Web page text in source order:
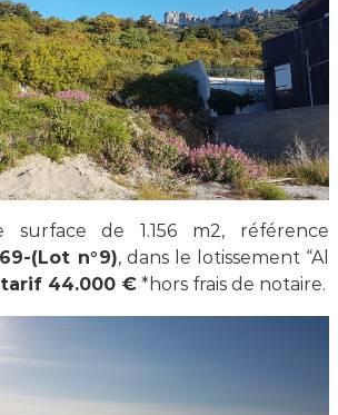
surface de 1.156 m2, référence
(Lot n°9), dans le lotissement “Al
tarif 44.000 € *hors frais de notaire.